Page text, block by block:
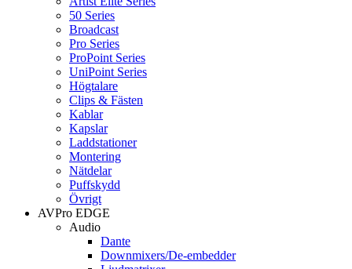
50 Series
Broadcast
Pro Series
ProPoint Series
UniPoint Series
Högtalare
Clips & Fästen
Kablar
Kapslar
Laddstationer
Montering
Nätdelar
Puffskydd
Övrigt
AVPro EDGE
Audio
Dante
Downmixers/De-embedder